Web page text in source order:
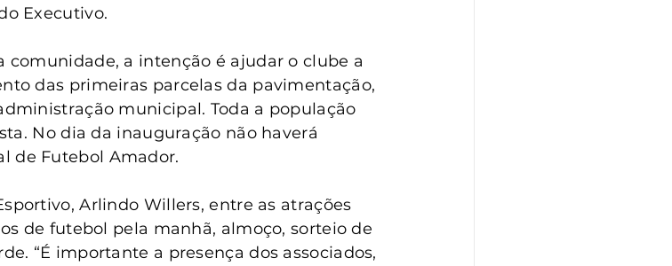
Executivo.
comunidade, a intenção é ajudar o clube a
das primeiras parcelas da pavimentação,
municipal. Toda a população
No dia da inauguração não haverá
de Futebol Amador.
Arlindo Willers, entre as atrações
de futebol pela manhã, almoço, sorteio de
“É importante a presença dos associados,